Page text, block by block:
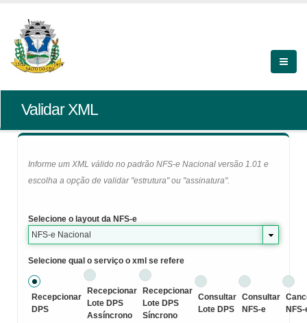
Validar XML
Informe um XML válido no padrão NFS-e Nacional versão 1.01 e
escolha a opção de validar "estrutura" ou "assinatura".
Selecione o layout da NFS-e
NFS-e Nacional
Selecione qual o serviço o xml se refere
Recepcionar
DPS
Recepcionar
Lote DPS
Assíncrono
Recepcionar
Lote DPS
Síncrono
Consultar
Lote DPS
Consultar
NFS-e
NFS-